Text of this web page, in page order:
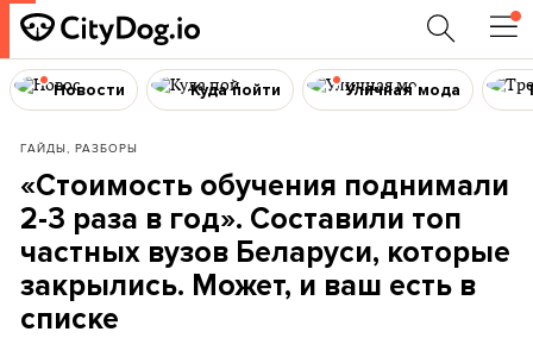
Новости Куда пойти Уличная мода
ГАЙДЫ, РАЗБОРЫ
«Стоимость обучения поднимали
2-3 раза в год». Составили топ
частных вузов Беларуси, которые
закрылись. Может, и ваш есть в
списке